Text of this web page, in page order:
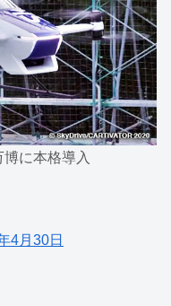
博に本格導入
4月30日